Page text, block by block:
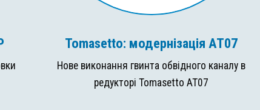
Tomasetto: модернізація AT07
Нове виконання гвинта обвідного каналу в
редукторі Tomasetto AT07